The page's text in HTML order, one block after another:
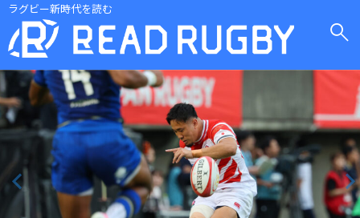
ラグビー新時代を読む